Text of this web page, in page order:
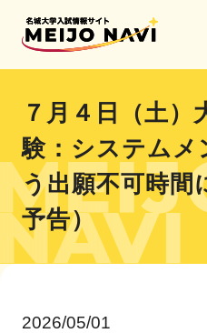
７月４日（土）
験：システム
う出願不可時間
予告）
2026/05/01